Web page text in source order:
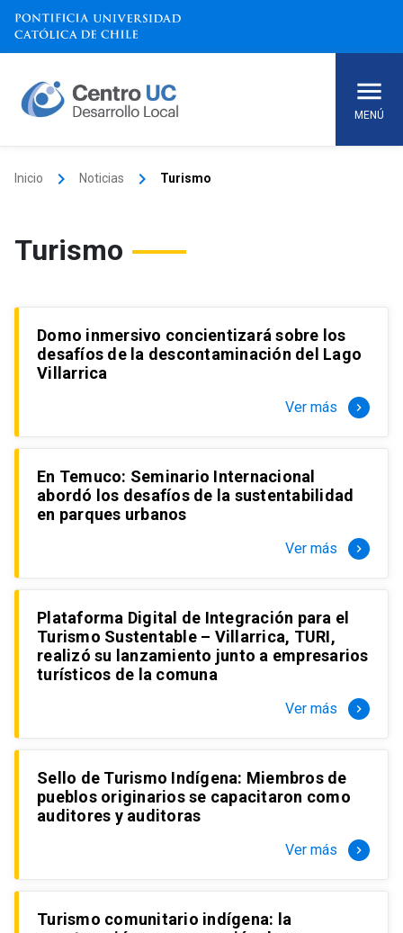
Skip
content
MENÚ
Inicio keyboard_arrow_right Noticias keyboard_arrow_right Turismo
Turismo
Domo inmersivo concientizará sobre los
desafíos de la descontaminación del Lago
Villarrica
Ver más keyboard_arrow_right
En Temuco: Seminario Internacional
abordó los desafíos de la sustentabilidad
en parques urbanos
Ver más keyboard_arrow_right
Plataforma Digital de Integración para el
Turismo Sustentable – Villarrica, TURI,
realizó su lanzamiento junto a empresarios
turísticos de la comuna
Ver más keyboard_arrow_right
Sello de Turismo Indígena: Miembros de
pueblos originarios se capacitaron como
auditores y auditoras
Ver más keyboard_arrow_right
Turismo comunitario indígena: la